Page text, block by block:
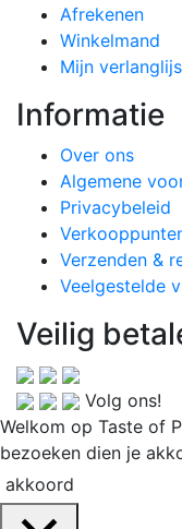
Afrekenen
Winkelmand
Mijn
Informatie
Over ons
Algemene
Privacybeleid
Verzenden &
Veelgestelde
Veilig
Volg ons!
Welkom op Taste of
bezoeken dien je
akkoord